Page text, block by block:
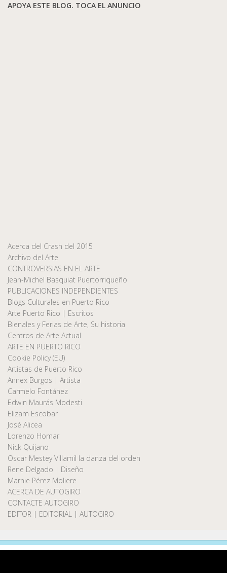
APOYA ESTE BLOG. TOCA EL ANUNCIO
Acerca del Crash del 2015
Archivo del Arte
CONTROVERSIAS EN EL ARTE
Jean-Michel Basquiat Puertorriqueño
PUBLICACIONES INDEPENDIENTES
Blogs Culturales en Puerto Rico
Arte Puerto Rico | Escritos
Bienales y Ferias de Arte, Su historia
Centros de Arte Actual
ARTE EN PUERTO RICO
Cookie Policy (EU)
Artistas de Puerto Rico
Annex Burgos | Artista
Carmelo Fontánez
Edwin Maurás Modesti
Elizam Escobar
José Alicea
Lorenzo Homar
Nick Quijano
Oscar Mestey Villamil la danza del orden
Rene Delgado | Diseño
Marnie Pérez Moliere
ACERCA DE AUTOGIRO
CONTACTE AUTOGIRO
EDITOR | EDITORIAL | AUTOGIRO